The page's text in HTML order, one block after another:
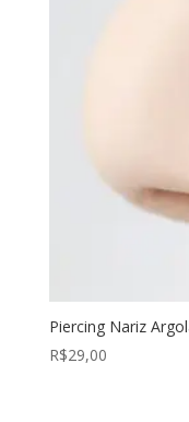
Piercing Nariz
R$29,00